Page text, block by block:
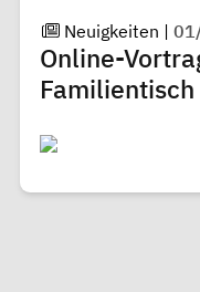
Neuigkeiten |
Online-
Familientisch